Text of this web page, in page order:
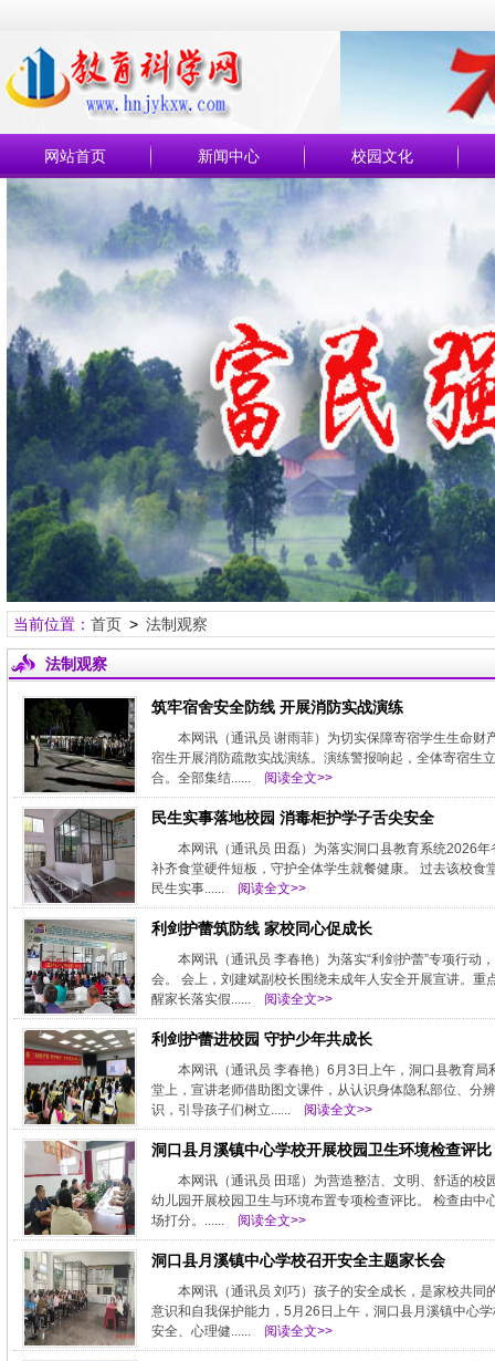
网站首页 新闻中心 校园文化
当前位置： 首页> 法制观察
法制观察
筑牢宿舍安全防线 开展消防实战演练
本网讯（通讯员 谢雨菲）为切实保障寄宿学生生命
宿生开展消防疏散实战演练。演练警报响起，全体寄宿生
合。全部集结......
阅读全文>>
民生实事落地校园 消毒柜护学子舌尖安全
本网讯（通讯员 田磊）为落实洞口县教育系统2026
补齐食堂硬件短板，守护全体学生就餐健康。 过去该校
民生实事......
阅读全文>>
利剑护蕾筑防线 家校同心促成长
本网讯（通讯员 李春艳）为落实“利剑护蕾”专项行
会。 会上，刘建斌副校长围绕未成年人安全开展宣讲。
醒家长落实假......
阅读全文>>
利剑护蕾进校园 守护少年共成长
本网讯（通讯员 李春艳）6月3日上午，洞口县教育
堂上，宣讲老师借助图文课件，从认识身体隐私部位、分
识，引导孩子们树立......
阅读全文>>
洞口县月溪镇中心学校开展校园卫生环境检查评比
本网讯（通讯员 田瑶）为营造整洁、文明、舒适的
幼儿园开展校园卫生与环境布置专项检查评比。 检查由
场打分。......
阅读全文>>
洞口县月溪镇中心学校召开安全主题家长会
本网讯（通讯员 刘巧）孩子的安全成长，是家校共
意识和自我保护能力，5月26日上午，洞口县月溪镇中心
安全、心理健......
阅读全文>>